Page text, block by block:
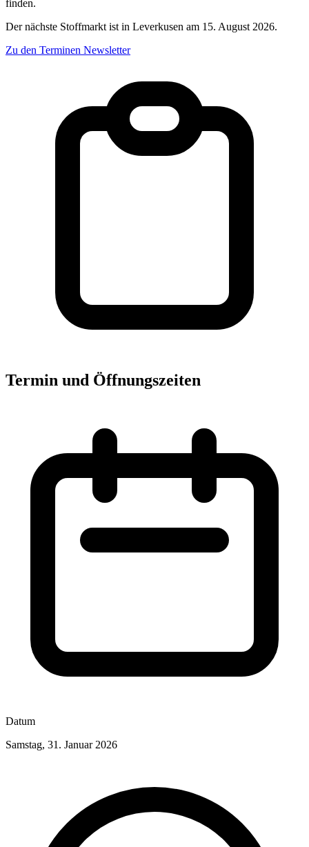
finden.
Der nächste Stoffmarkt ist in Leverkusen am 15. August 2026.
Zu den Terminen Newsletter
Termin und Öffnungszeiten
Datum
Samstag, 31. Januar 2026